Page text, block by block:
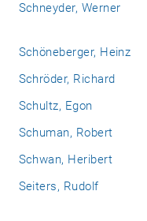
Schneyder, Werner
Schöneberger, Heinz
Schröder, Richard
Schultz, Egon
Schuman, Robert
Schwan, Heribert
Seiters, Rudolf